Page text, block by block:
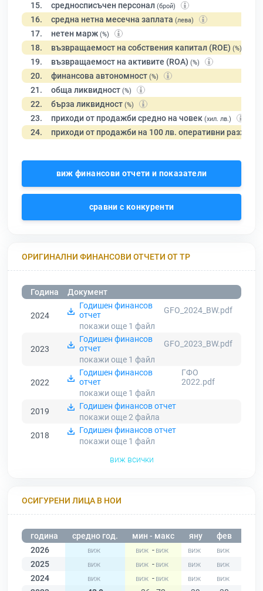
15. средносписъчен персонал (брой)
16. средна нетна месечна заплата (лева)
17. нетен марж (%)
18. възвращаемост на собствения капитал (ROE) (%)
19. възвращаемост на активите (ROA) (%)
20. финансова автономност (%)
21. обща ликвидност (%)
22. бърза ликвидност (%)
23. приходи от продажби средно на човек (хил. лв.)
24. приходи от продажби на 100 лв. оперативни разходи
виж финансови отчети и показатели
сравни с конкуренти
ОРИГИНАЛНИ ФИНАНСОВИ ОТЧЕТИ ОТ ТР
Година Документ
2024
Годишен финансов
отчет
GFO_2024_BW.pdf
покажи още 1 файл
2023
Годишен финансов
отчет
GFO_2023_BW.pdf
покажи още 1 файл
2022
Годишен финансов
отчет
ГФО
2022.pdf
покажи още 1 файл
2019
Годишен финансов отчет
покажи още 2файла
2018
Годишен финансов отчет
покажи още 1 файл
виж всички
ОСИГУРЕНИ ЛИЦА В НОИ
година средно год. мин - макс яну фев
2026
-
2025
-
2024
-